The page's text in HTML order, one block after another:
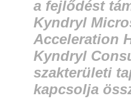
a fejlődést
Kyndryl
Acceleration
Kyndryl
szakterületi
kapcsolja